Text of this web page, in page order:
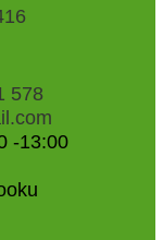
578
-13:00